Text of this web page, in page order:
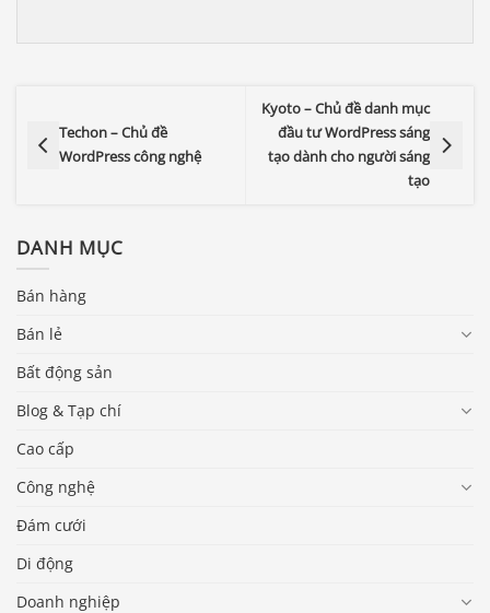
Techon – Chủ đề
WordPress công nghệ
Kyoto – Chủ đề danh mục
đầu tư WordPress sáng
tạo dành cho người sáng
tạo
DANH MỤC
Bán hàng
Bán lẻ
Bất động sản
Blog & Tạp chí
Cao cấp
Công nghệ
Đám cưới
Di động
Doanh nghiệp